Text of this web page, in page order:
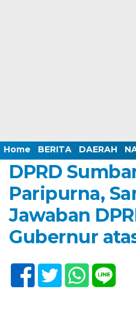
Home BERITA DAERAH
Wednesday, 13 May 2026 - 14:43 WIB
DPRD
Paripurna,
Jawaban
Gubernur